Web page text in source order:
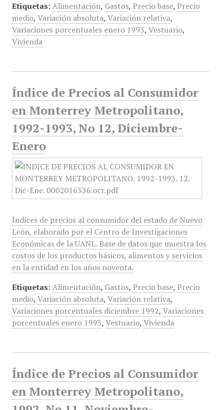
Etiquetas: Alimentación, Gastos, Precio base, Precio
medio, Variación absoluta, Variación relativa,
Variaciones porcentuales enero 1993, Vestuario,
Vivienda
Índice de Precios al Consumidor
en Monterrey Metropolitano,
1992-1993, No 12, Diciembre-
Enero
Índices de precios al consumidor del estado de Nuevo
León, elaborado por el Centro de Investigaciones
Económicas de la UANL. Base de datos que muestra los
costos de los productos básicos, alimentos y servicios
en la entidad en los años noventa.
Etiquetas: Alimentación, Gastos, Precio base, Precio
medio, Variación absoluta, Variación relativa,
Variaciones porcentuales diciembre 1992, Variaciones
porcentuales enero 1993, Vestuario, Vivienda
Índice de Precios al Consumidor
en Monterrey Metropolitano,